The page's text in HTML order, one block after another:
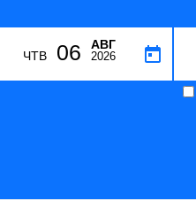
ЧТВ 06 АВГ
2026